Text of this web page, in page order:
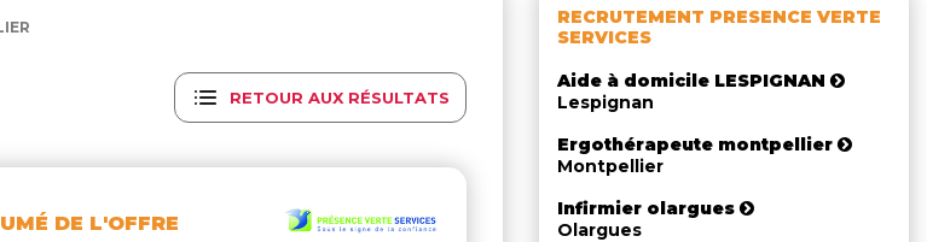
RETOUR AUX RÉSULTATS
DE L'OFFRE
RECRUTEMENT PRESENCE VERTE
SERVICES
Aide à domicile LESPIGNAN
Lespignan
Ergothérapeute montpellier
Montpellier
Infirmier olargues
Olargues